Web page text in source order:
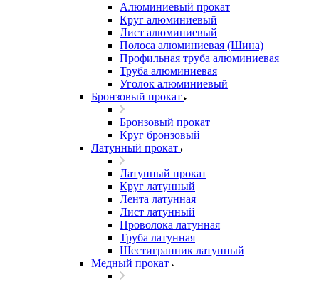
Алюминиевый прокат
Круг алюминиевый
Лист алюминиевый
Полоса алюминиевая (Шина)
Профильная труба алюминиевая
Труба алюминиевая
Уголок алюминиевый
Бронзовый прокат
Бронзовый прокат
Круг бронзовый
Латунный прокат
Латунный прокат
Круг латунный
Лента латунная
Лист латунный
Проволока латунная
Труба латунная
Шестигранник латунный
Медный прокат